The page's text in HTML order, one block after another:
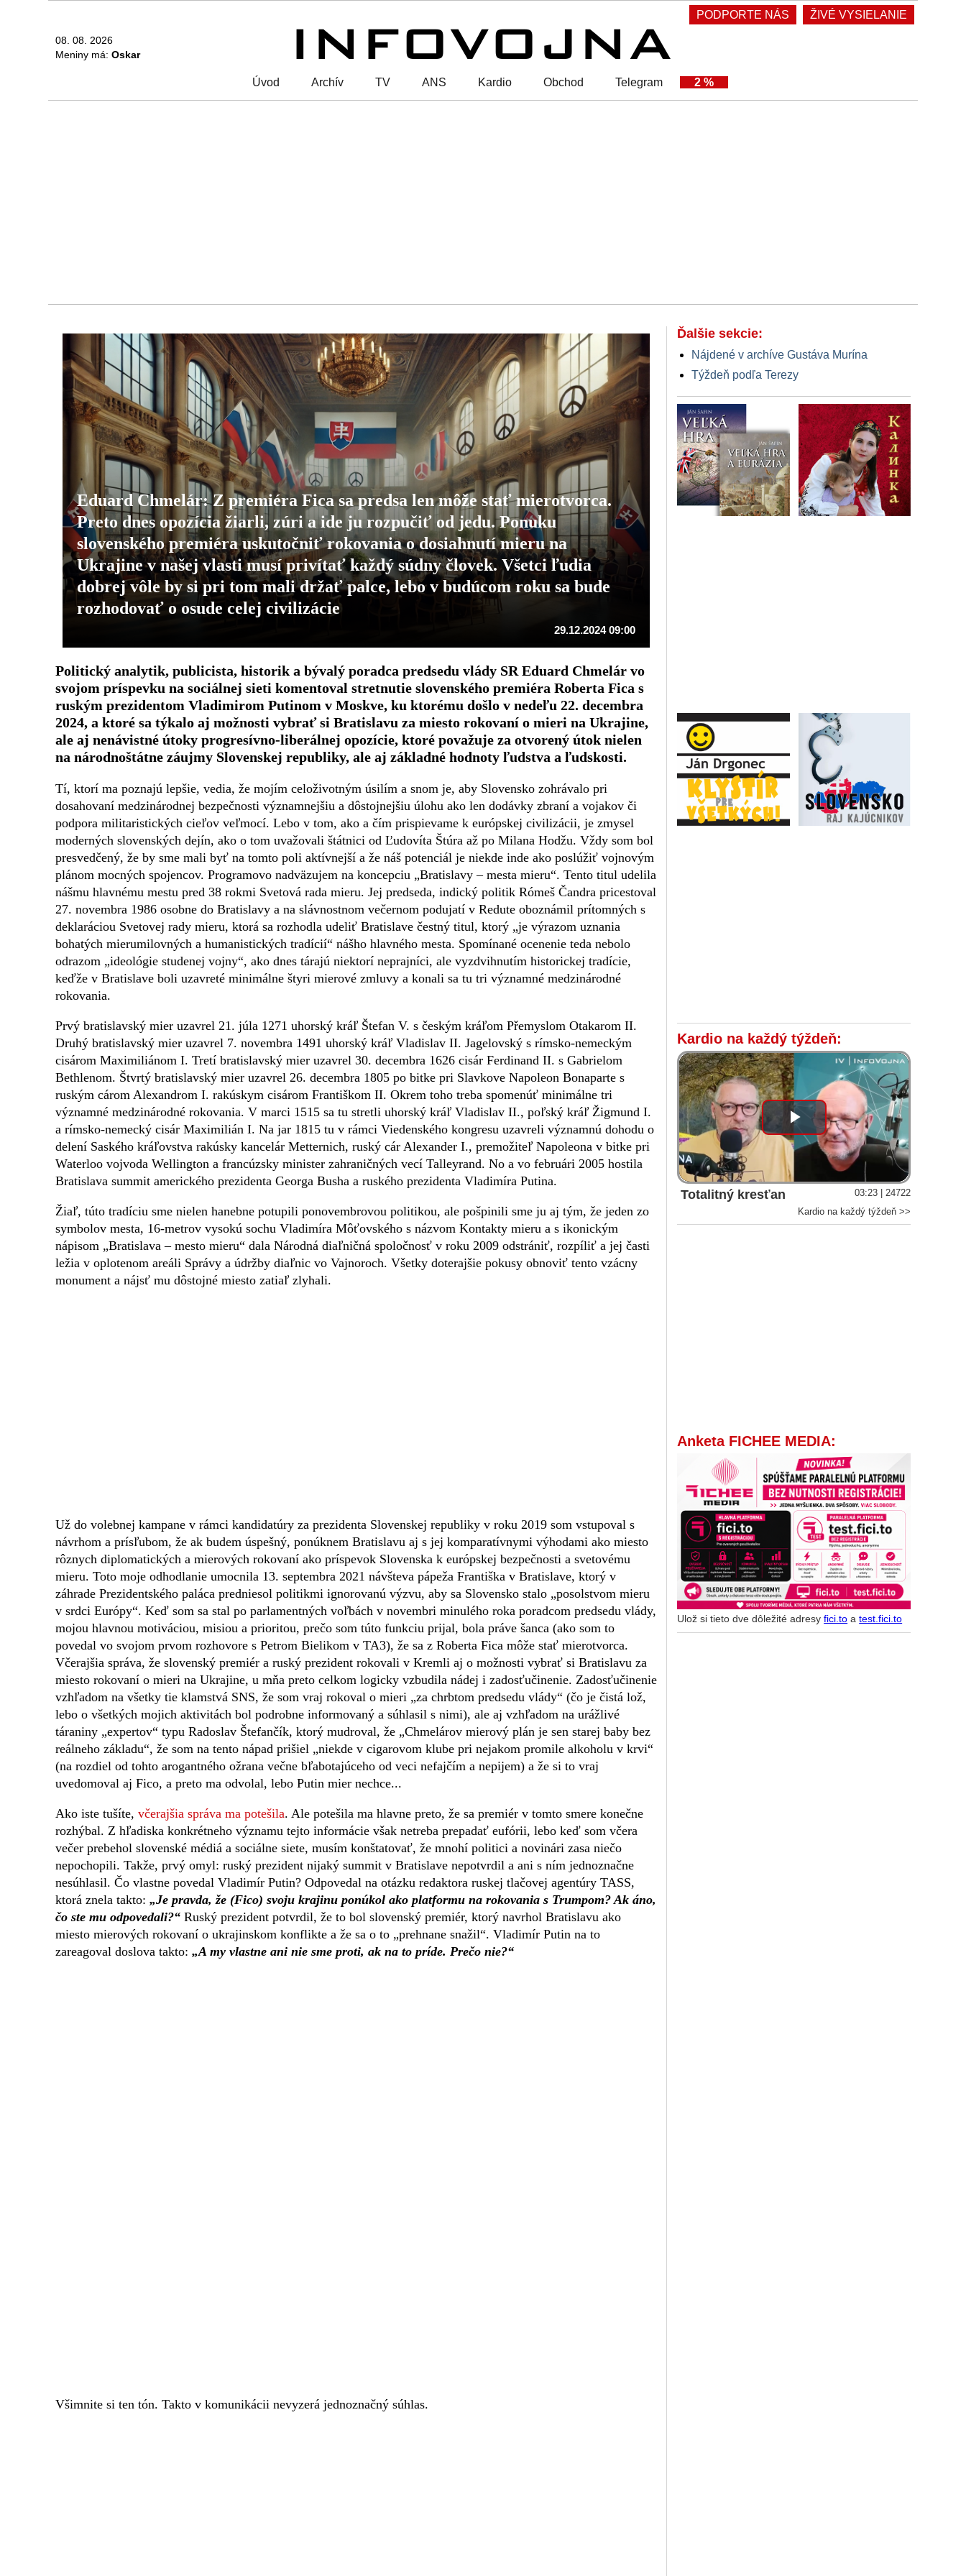
PODPORTE NÁS ŽIVÉ VYSIELANIE
08. 08. 2026
Meniny má: Oskar
Úvod Archív TV ANS Kardio Obchod Telegram 2 %
Eduard Chmelár: Z premiéra Fica sa predsa len môže stať mierotvorca.
Preto dnes opozícia žiarli, zúri a ide ju rozpučiť od jedu. Ponuku
slovenského premiéra uskutočniť rokovania o dosiahnutí mieru na
Ukrajine v našej vlasti musí privítať každý súdny človek. Všetci ľudia
dobrej vôle by si pri tom mali držať palce, lebo v budúcom roku sa bude
rozhodovať o osude celej civilizácie
29.12.2024 09:00
Politický analytik, publicista, historik a bývalý poradca predsedu vlády SR Eduard Chmelár vo
svojom príspevku na sociálnej sieti komentoval stretnutie slovenského premiéra Roberta Fica s
ruským prezidentom Vladimirom Putinom v Moskve, ku ktorému došlo v nedeľu 22. decembra
2024, a ktoré sa týkalo aj možnosti vybrať si Bratislavu za miesto rokovaní o mieri na Ukrajine,
ale aj nenávistné útoky progresívno-liberálnej opozície, ktoré považuje za otvorený útok nielen
na národnoštátne záujmy Slovenskej republiky, ale aj základné hodnoty ľudstva a ľudskosti.
Tí, ktorí ma poznajú lepšie, vedia, že mojím celoživotným úsilím a snom je, aby Slovensko zohrávalo pri
dosahovaní medzinárodnej bezpečnosti významnejšiu a dôstojnejšiu úlohu ako len dodávky zbraní a vojakov či
podpora militaristických cieľov veľmocí. Lebo v tom, ako a čím prispievame k európskej civilizácii, je zmysel
moderných slovenských dejín, ako o tom uvažovali štátnici od Ľudovíta Štúra až po Milana Hodžu. Vždy som bol
presvedčený, že by sme mali byť na tomto poli aktívnejší a že náš potenciál je niekde inde ako poslúžiť vojnovým
plánom mocných spojencov. Programovo nadväzujem na koncepciu „Bratislavy – mesta mieru“. Tento titul udelila
nášmu hlavnému mestu pred 38 rokmi Svetová rada mieru. Jej predseda, indický politik Rómeš Čandra pricestoval
27. novembra 1986 osobne do Bratislavy a na slávnostnom večernom podujatí v Redute oboznámil prítomných s
deklaráciou Svetovej rady mieru, ktorá sa rozhodla udeliť Bratislave čestný titul, ktorý „je výrazom uznania
bohatých mierumilovných a humanistických tradícií“ nášho hlavného mesta. Spomínané ocenenie teda nebolo
odrazom „ideológie studenej vojny“, ako dnes tárajú niektorí neprajníci, ale vyzdvihnutím historickej tradície,
keďže v Bratislave boli uzavreté minimálne štyri mierové zmluvy a konali sa tu tri významné medzinárodné
rokovania.
Prvý bratislavský mier uzavrel 21. júla 1271 uhorský kráľ Štefan V. s českým kráľom Přemyslom Otakarom II.
Druhý bratislavský mier uzavrel 7. novembra 1491 uhorský kráľ Vladislav II. Jagelovský s rímsko-nemeckým
cisárom Maximiliánom I. Tretí bratislavský mier uzavrel 30. decembra 1626 cisár Ferdinand II. s Gabrielom
Bethlenom. Štvrtý bratislavský mier uzavrel 26. decembra 1805 po bitke pri Slavkove Napoleon Bonaparte s
ruským cárom Alexandrom I. rakúskym cisárom Františkom II. Okrem toho treba spomenúť minimálne tri
významné medzinárodné rokovania. V marci 1515 sa tu stretli uhorský kráľ Vladislav II., poľský kráľ Žigmund I.
a rímsko-nemecký cisár Maximilián I. Na jar 1815 tu v rámci Viedenského kongresu uzavreli významnú dohodu o
delení Saského kráľovstva rakúsky kancelár Metternich, ruský cár Alexander I., premožiteľ Napoleona v bitke pri
Waterloo vojvoda Wellington a francúzsky minister zahraničných vecí Talleyrand. No a vo februári 2005 hostila
Bratislava summit amerického prezidenta Georga Busha a ruského prezidenta Vladimíra Putina.
Žiaľ, túto tradíciu sme nielen hanebne potupili ponovembrovou politikou, ale pošpinili sme ju aj tým, že jeden zo
symbolov mesta, 16-metrov vysokú sochu Vladimíra Môťovského s názvom Kontakty mieru a s ikonickým
nápisom „Bratislava – mesto mieru“ dala Národná diaľničná spoločnosť v roku 2009 odstrániť, rozpíliť a jej časti
ležia v oplotenom areáli Správy a údržby diaľnic vo Vajnoroch. Všetky doterajšie pokusy obnoviť tento vzácny
monument a nájsť mu dôstojné miesto zatiaľ zlyhali.
Už do volebnej kampane v rámci kandidatúry za prezidenta Slovenskej republiky v roku 2019 som vstupoval s
návrhom a prísľubom, že ak budem úspešný, ponúknem Bratislavu aj s jej komparatívnymi výhodami ako miesto
rôznych diplomatických a mierových rokovaní ako príspevok Slovenska k európskej bezpečnosti a svetovému
mieru. Toto moje odhodlanie umocnila 13. septembra 2021 návšteva pápeža Františka v Bratislave, ktorý v
záhrade Prezidentského paláca predniesol politikmi ignorovanú výzvu, aby sa Slovensko stalo „posolstvom mieru
v srdci Európy“. Keď som sa stal po parlamentných voľbách v novembri minulého roka poradcom predsedu vlády,
mojou hlavnou motiváciou, misiou a prioritou, prečo som túto funkciu prijal, bola práve šanca (ako som to
povedal vo svojom prvom rozhovore s Petrom Bielikom v TA3), že sa z Roberta Fica môže stať mierotvorca.
Včerajšia správa, že slovenský premiér a ruský prezident rokovali v Kremli aj o možnosti vybrať si Bratislavu za
miesto rokovaní o mieri na Ukrajine, u mňa preto celkom logicky vzbudila nádej i zadosťučinenie. Zadosťučinenie
vzhľadom na všetky tie klamstvá SNS, že som vraj rokoval o mieri „za chrbtom predsedu vlády“ (čo je čistá lož,
lebo o všetkých mojich aktivitách bol podrobne informovaný a súhlasil s nimi), ale aj vzhľadom na urážlivé
táraniny „expertov“ typu Radoslav Štefančík, ktorý mudroval, že „Chmelárov mierový plán je sen starej baby bez
reálneho základu“, že som na tento nápad prišiel „niekde v cigarovom klube pri nejakom promile alkoholu v krvi“
(na rozdiel od tohto arogantného ožrana večne bľabotajúceho od veci nefajčím a nepijem) a že si to vraj
uvedomoval aj Fico, a preto ma odvolal, lebo Putin mier nechce...
Ako iste tušíte, včerajšia správa ma potešila. Ale potešila ma hlavne preto, že sa premiér v tomto smere konečne
rozhýbal. Z hľadiska konkrétneho významu tejto informácie však netreba prepadať eufórii, lebo keď som včera
večer prebehol slovenské médiá a sociálne siete, musím konštatovať, že mnohí politici a novinári zasa niečo
nepochopili. Takže, prvý omyl: ruský prezident nijaký summit v Bratislave nepotvrdil a ani s ním jednoznačne
nesúhlasil. Čo vlastne povedal Vladimír Putin? Odpovedal na otázku redaktora ruskej tlačovej agentúry TASS,
ktorá znela takto: „Je pravda, že (Fico) svoju krajinu ponúkol ako platformu na rokovania s Trumpom? Ak áno,
čo ste mu odpovedali?“ Ruský prezident potvrdil, že to bol slovenský premiér, ktorý navrhol Bratislavu ako
miesto mierových rokovaní o ukrajinskom konflikte a že sa o to „prehnane snažil“. Vladimír Putin na to
zareagoval doslova takto: „A my vlastne ani nie sme proti, ak na to príde. Prečo nie?“
Všimnite si ten tón. Takto v komunikácii nevyzerá jednoznačný súhlas.
Ďalšie sekcie:
Nájdené v archíve Gustáva Murína
Týždeň podľa Terezy
Kardio na každý týždeň:
Play
Video
Totalitný kresťan
03:23 | 24722
Kardio na každý týždeň >>
Anketa FICHEE MEDIA:
Ulož si tieto dve dôležité adresyfici.to atest.fici.to